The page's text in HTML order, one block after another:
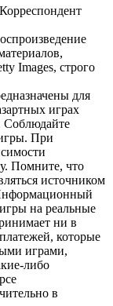
Images, строго
для
играх
Соблюдайте
При
Помните, что
источником
на реальные
ни в
которые
играми,
либо
в